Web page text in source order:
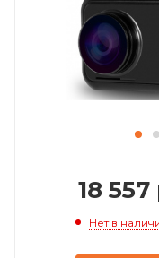
18 557
Нет в